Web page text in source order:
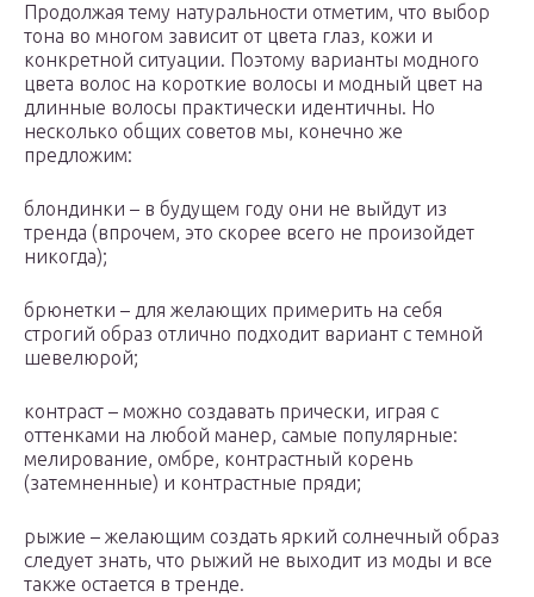
Продолжая тему натуральности отметим, что выбор
тона во многом зависит от цвета глаз, кожи и
конкретной ситуации. Поэтому варианты модного
цвета волос на короткие волосы и модный цвет на
длинные волосы практически идентичны. Но
несколько общих советов мы, конечно же
предложим:
блондинки – в будущем году они не выйдут из
тренда (впрочем, это скорее всего не произойдет
никогда);
брюнетки – для желающих примерить на себя
строгий образ отлично подходит вариант с темной
шевелюрой;
контраст – можно создавать прически, играя с
оттенками на любой манер, самые популярные:
мелирование, омбре, контрастный корень
(затемненные) и контрастные пряди;
рыжие – желающим создать яркий солнечный образ
следует знать, что рыжий не выходит из моды и все
также остается в тренде.